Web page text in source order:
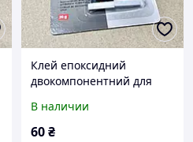
Клей епоксидний
двокомпонентний для
940027
В наличии
60₴